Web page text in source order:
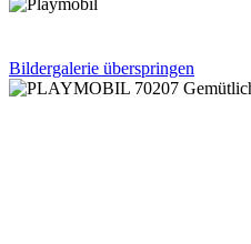
Bildergalerie überspringen